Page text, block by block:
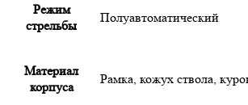
Режим
стрельбы
Полуавтоматический
Материал
корпуса
Рамка, кожух ствола,